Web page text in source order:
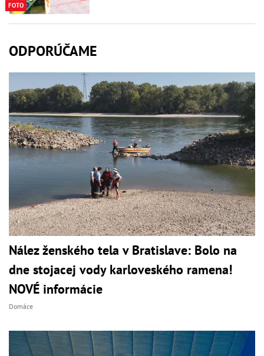
FOTO
ODPORÚČAME
Nález ženského tela v Bratislave: Bolo na
dne stojacej vody karloveského ramena!
NOVÉ informácie
Domáce